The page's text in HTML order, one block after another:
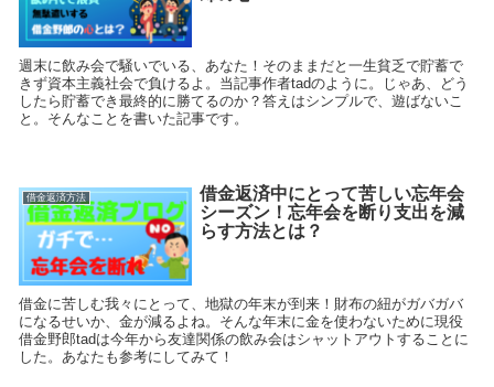
週末に飲み会で騒いでいる、あなた！そのままだと一生貧乏で貯蓄で
きず資本主義社会で負けるよ。当記事作者tadのように。じゃあ、どう
したら貯蓄でき最終的に勝てるのか？答えはシンプルで、遊ばないこ
と。そんなことを書いた記事です。
借金返済方法
借金返済中にとって苦しい忘年会
シーズン！忘年会を断り支出を減
らす方法とは？
借金に苦しむ我々にとって、地獄の年末が到来！財布の紐がガバガバ
になるせいか、金が減るよね。そんな年末に金を使わないために現役
借金野郎tadは今年から友達関係の飲み会はシャットアウトすることに
した。あなたも参考にしてみて！